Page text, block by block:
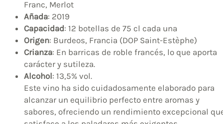
Franc, Merlot
Añada: 2019
Capacidad: 12 botellas de 75 cl cada una
Origen: Burdeos, Francia (DOP Saint-Estèphe)
Crianza: En barricas de roble francés, lo que aporta
carácter y sutileza.
Alcohol: 13,5% vol.
Este vino ha sido cuidadosamente elaborado para
alcanzar un equilibrio perfecto entre aromas y
sabores, ofreciendo un rendimiento excepcional